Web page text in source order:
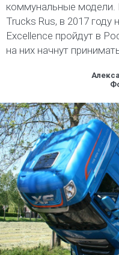
коммунальные модели.
Trucks Rus, в 2017 году
Excellence пройдут в
на них начнут